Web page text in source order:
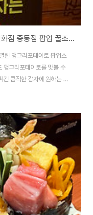
앵그리포테이토 내돈내산 후기 현대백화점 중동점 팝업 꿀조합 치폴레 폴드포크
린 앵그리포테이토 팝업스
앵그리포테이토를 맛볼 수
긴 큼직한 감자에 원하는 소
커스터마이징 가능한 감자
포크를 주문했는데요, 진심
어요! 매콤하면서도 부드러
완전 환상! 한입 먹고 바
서 감자 하나하나가 맛있게